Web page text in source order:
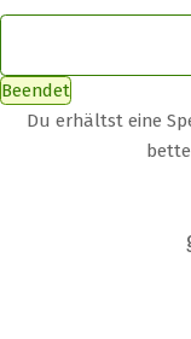
Beendet
Du erhältst eine